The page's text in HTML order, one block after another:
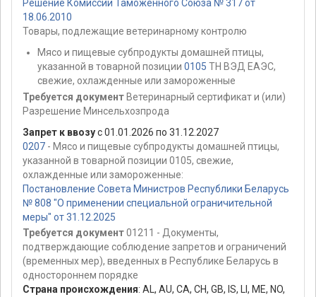
Решение Комиссии Таможенного Союза № 317 от
18.06.2010
Товары, подлежащие ветеринарному контролю
Мясо и пищевые субпродукты домашней птицы,
указанной в товарной позиции 0105 ТН ВЭД ЕАЭС,
свежие, охлажденные или замороженные
Требуется документ Ветеринарный сертификат и (или)
Разрешение Минсельхозпрода
Запрет к ввозус 01.01.2026 по 31.12.2027
0207 - Мясо и пищевые субпродукты домашней птицы,
указанной в товарной позиции 0105, свежие,
охлажденные или замороженные:
Постановление Совета Министров Республики Беларусь
№ 808 "О применении специальной ограничительной
меры" от 31.12.2025
Требуется документ01211 - Документы,
подтверждающие соблюдение запретов и ограничений
(временных мер), введенных в Республике Беларусь в
одностороннем порядке
Страна происхождения: AL , AU, CA, CH, GB, IS, , ME, NO,